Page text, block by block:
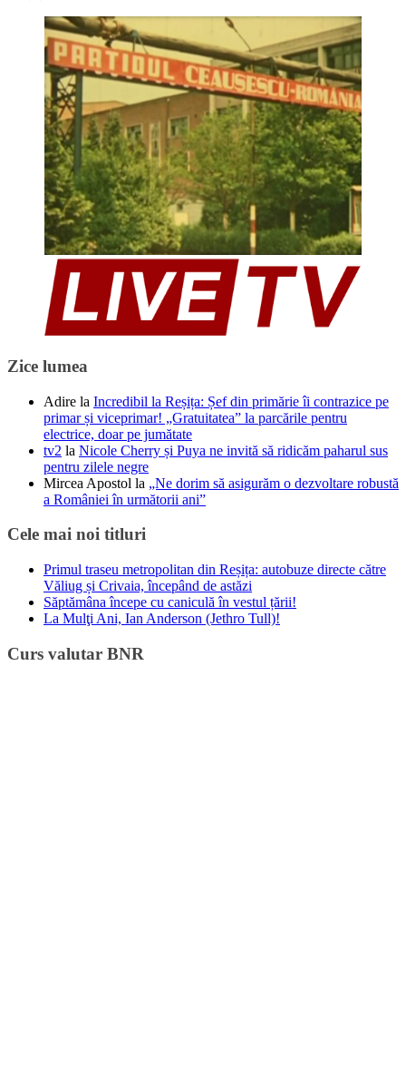
Zice lumea
Adire la Incredibil la Reșița: Șef din primărie îi contrazice pe
primar și viceprimar! „Gratuitatea” la parcările pentru
electrice, doar pe jumătate
tv2 la Nicole Cherry și Puya ne invită să ridicăm paharul sus
pentru zilele negre
Mircea Apostol la „Ne dorim să asigurăm o dezvoltare robustă
a României în următorii ani”
Cele mai noi titluri
Primul traseu metropolitan din Reșița: autobuze directe către
Văliug și Crivaia, începând de astăzi
Săptămâna începe cu caniculă în vestul țării!
La Mulţi Ani, Ian Anderson (Jethro Tull)!
Curs valutar BNR